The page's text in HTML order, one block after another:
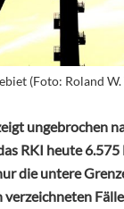
(Foto: Roland W.
ungebrochen
RKI heute 6.575
die untere